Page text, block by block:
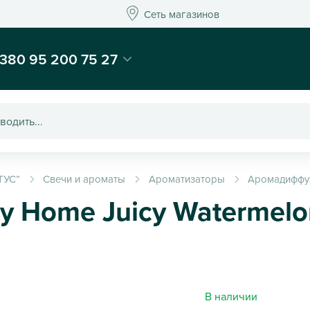
Сеть магазиновСеть магазинов
магазин подарков и декора - Kaktus
95 200 75 27
Свечи и ароматы Ароматизаторы
Home Juicy
В наличии